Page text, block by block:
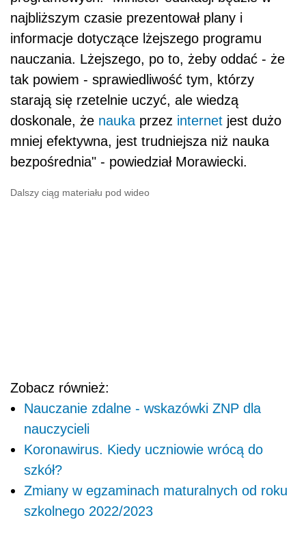
najbliższym czasie prezentował plany i
informacje dotyczące lżejszego programu
nauczania. Lżejszego, po to, żeby oddać - że
tak powiem - sprawiedliwość tym, którzy
starają się rzetelnie uczyć, ale wiedzą
doskonale, że nauka przez internet jest dużo
mniej efektywna, jest trudniejsza niż nauka
bezpośrednia" - powiedział Morawiecki.
Dalszy ciąg materiału pod wideo
Zobacz również:
Nauczanie zdalne - wskazówki ZNP dla
nauczycieli
Koronawirus. Kiedy uczniowie wrócą do
szkół?
Zmiany w egzaminach maturalnych od roku
szkolnego 2022/2023